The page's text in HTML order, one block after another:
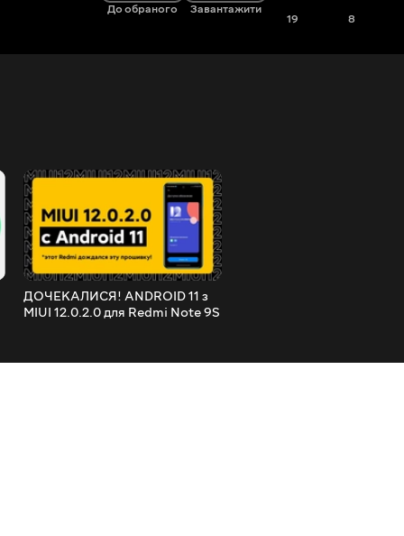
До обраного Завантажити
19 8
ДОЧЕКАЛИСЯ! ANDROID 11 з
MIUI 12.0.2.0 для Redmi Note 9S